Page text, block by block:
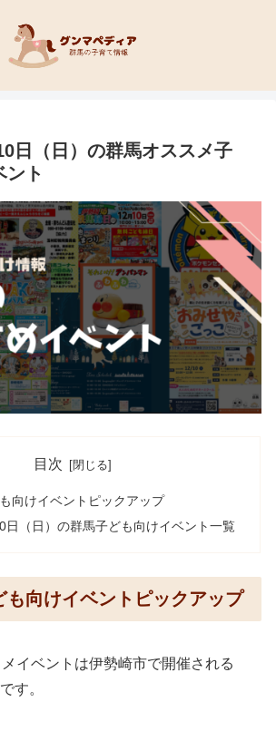
日（日）の群馬オススメ子
ント
目次
向けイベントピックアップ
日（日）の群馬子ども向けイベント一覧
も向けイベントピックアップ
イベントは伊勢崎市で開催される
す。